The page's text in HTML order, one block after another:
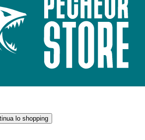
lo shopping